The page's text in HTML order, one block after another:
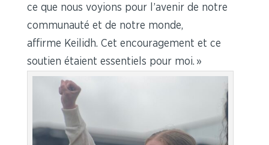
ce que nous voyions pour l’avenir de notre
communauté et de notre monde,
affirme Keilidh. Cet encouragement et ce
soutien étaient essentiels pour moi. »